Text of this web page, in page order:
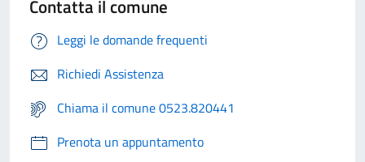
Contatta il comune
Leggi le domande frequenti
Richiedi Assistenza
Chiama il comune 0523.820441
Prenota un appuntamento